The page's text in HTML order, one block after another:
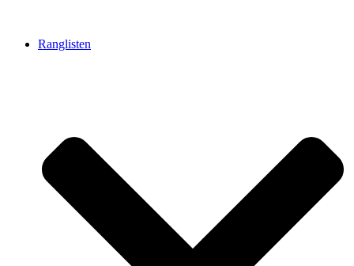
Ranglisten